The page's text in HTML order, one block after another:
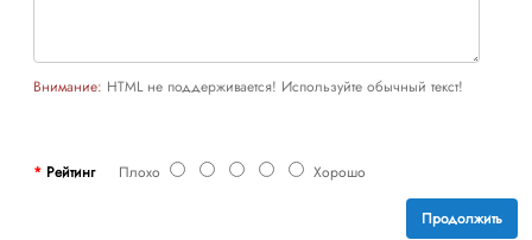
Внимание: HTML не поддерживается! Используйте обычный текст!
РейтингПлохо Хорошо
Продолжить